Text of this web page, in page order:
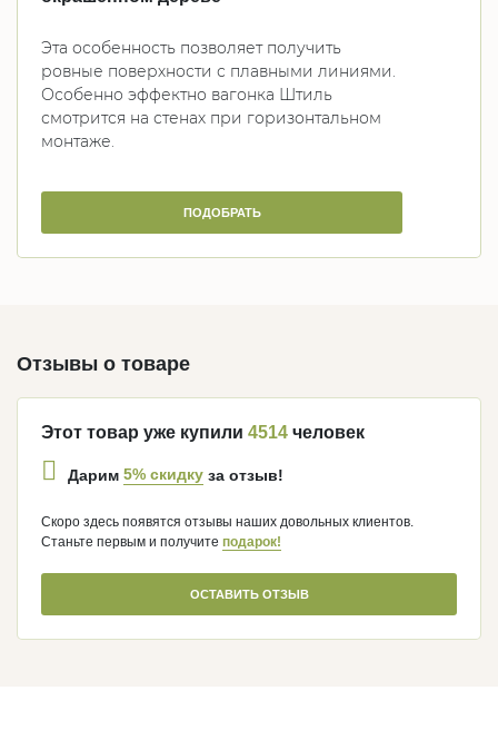
Эта особенность позволяет получить
ровные поверхности с плавными линиями.
Особенно эффектно вагонка Штиль
смотрится на стенах при горизонтальном
монтаже.
ПОДОБРАТЬ
Отзывы о товаре
Этот товар уже купили 4514 человек
Дарим 5% скидку за отзыв!
Скоро здесь появятся отзывы наших довольных клиентов.
Станьте первым и получите подарок!
ОСТАВИТЬ ОТЗЫВ